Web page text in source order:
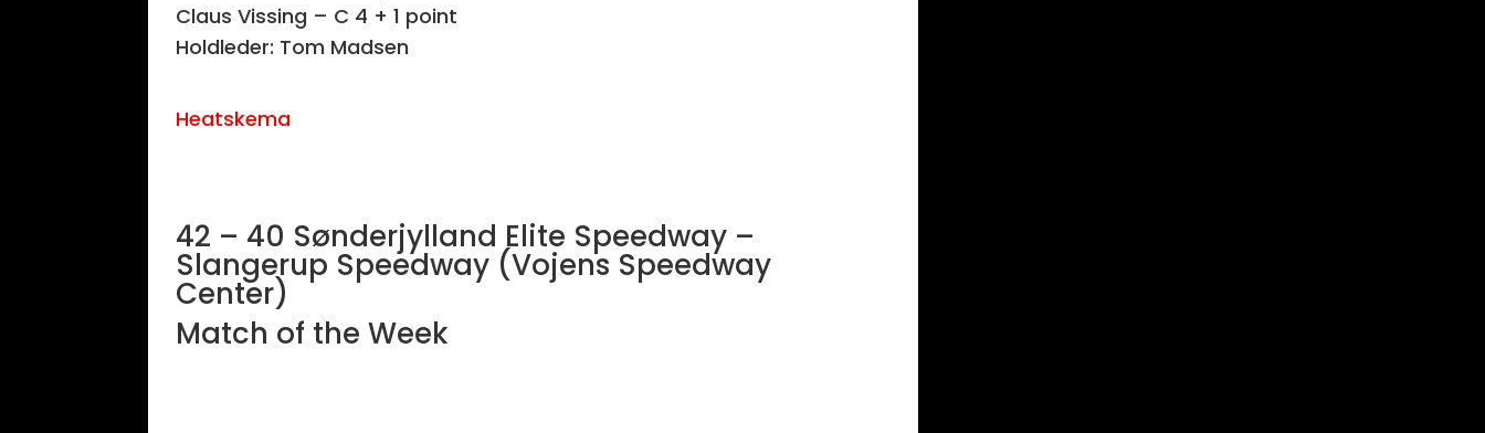
Claus Vissing – C 4 + 1 point
Holdleder: Tom Madsen
Heatskema
42 – 40 Sønderjylland Elite Speedway –
Slangerup Speedway (Vojens Speedway
Center)
Match of the Week